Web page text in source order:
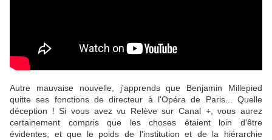
Autre mauvaise nouvelle, j'apprends que Benjamin Millepied
quitte ses fonctions de directeur à l'Opéra de Paris... Quelle
déception ! Si vous avez vu Relève sur Canal +, vous aurez
certainement compris que les choses étaient loin d'être
évidentes, et que le poids de l'institution et de la hiérarchie